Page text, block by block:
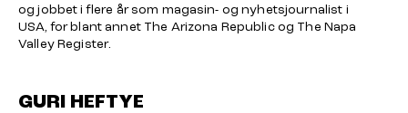
og jobbet i flere år som magasin- og nyhetsjournalist i
USA, for blant annet The Arizona Republicog The Napa
Valley Register.
GURI HEFTYE